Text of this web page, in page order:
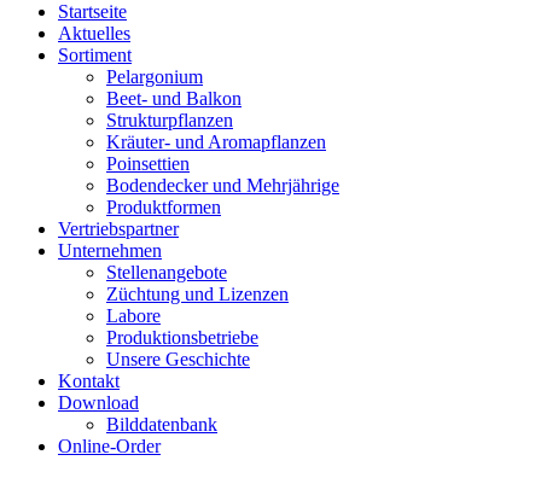
Startseite
Aktuelles
Sortiment
Pelargonium
Beet- und Balkon
Strukturpflanzen
Kräuter- und Aromapflanzen
Poinsettien
Bodendecker und Mehrjährige
Produktformen
Vertriebspartner
Unternehmen
Stellenangebote
Züchtung und Lizenzen
Labore
Produktionsbetriebe
Unsere Geschichte
Kontakt
Download
Bilddatenbank
Online-Order